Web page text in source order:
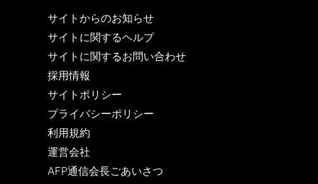
サイトからのお知らせ
サイトに関するヘルプ
サイトに関するお問い合わせ
採用情報
サイトポリシー
プライバシーポリシー
利用規約
運営会社
AFP通信会長ごあいさつ